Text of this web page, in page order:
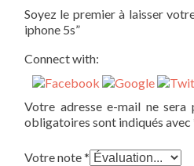
Soyez le premier à laisser
iphone 5s”
Connect with:
Votre adresse e-mail ne sera
obligatoires sont indiqués avec
Votre note*